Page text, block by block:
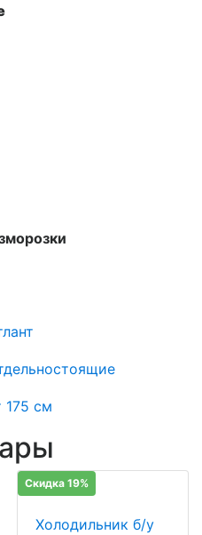
175 см
Скидка 19%
Холодильник б/у